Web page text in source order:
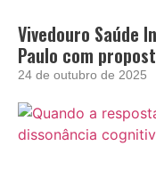
Vivedouro Saúde
Paulo com
acolhedor
24 de outubro de 2025